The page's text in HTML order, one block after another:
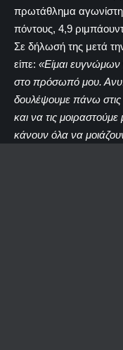
πρωτάθλημα
πόντους, 4,9
Σε δήλωσή της μετά
είπε: «Είμαι ευγνώμων
στο πρόσωπό μου.
δουλέψουμε πάνω στις
και να τις
κάνουν όλα να